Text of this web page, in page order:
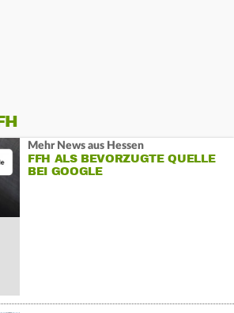
Mehr News aus Hessen
FFH ALS BEVORZUGTE QUELLE
BEI GOOGLE